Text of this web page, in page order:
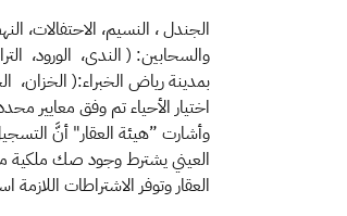
الجندل ، النسيم، الاحتفالات،
والسحابين: ( الندى، الورود،
بمدينة رياض الخبراء:( الخزان،
اختيار الأحياء تم وفق معايير
وأشارت ”هيئة العقار" أنَّ
العيني يشترط وجود صك ملكية
العقار وتوفر الاشتراطات